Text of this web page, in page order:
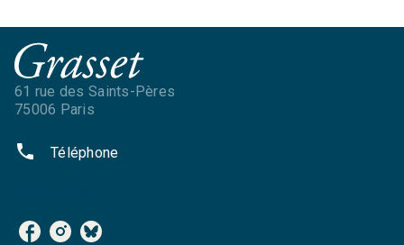
61 rue des Saints-Pères
75006 Paris
phone Téléphone